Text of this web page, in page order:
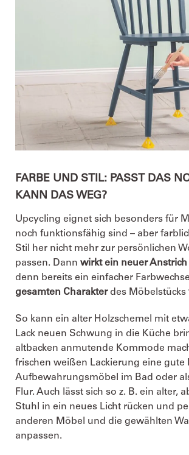
FARBE UND STIL: PASST DAS
KANN DAS WEG?
Upcycling eignet sich besonders für
noch funktionsfähig sind – aber
Stil her nicht mehr zur persönlichen
passen. Dann wirkt ein neuer
denn bereits ein einfacher
gesamten Charakter des Möbelstücks
So kann ein alter Holzschemel mit
Lack neuen Schwung in die Küche
altbacken anmutende Kommode
frischen weißen Lackierung eine gute
Aufbewahrungsmöbel im Bad oder
Flur. Auch lässt sich so z. B. ein alter,
Stuhl in ein neues Licht rücken und
anderen Möbel und die gewählten
anpassen.